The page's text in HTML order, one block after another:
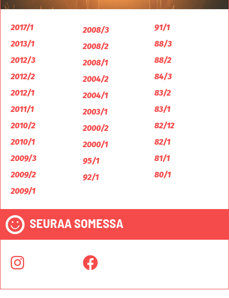
2017/1
2013/1
2012/3
2012/2
2012/1
2011/1
2010/2
2010/1
2009/3
2009/2
2009/1
2008/3
2008/2
2008/1
2004/2
2004/1
2003/1
2000/2
2000/1
95/1
92/1
91/1
88/3
88/2
84/3
83/2
83/1
82/12
82/1
81/1
80/1
SEURAA SOMESSA